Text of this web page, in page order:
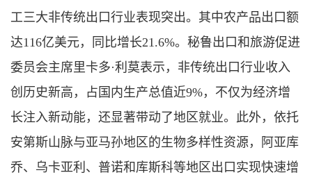
工三大非传统出口行业表现突出。其中农产品出口额
达116亿美元，同比增长21.6%。秘鲁出口和旅游促进
委员会主席里卡多·利莫表示，非传统出口行业收入
创历史新高，占国内生产总值近9%，不仅为经济增
长注入新动能，还显著带动了地区就业。此外，依托
安第斯山脉与亚马孙地区的生物多样性资源，阿亚库
乔、乌卡亚利、普诺和库斯科等地区出口实现快速增